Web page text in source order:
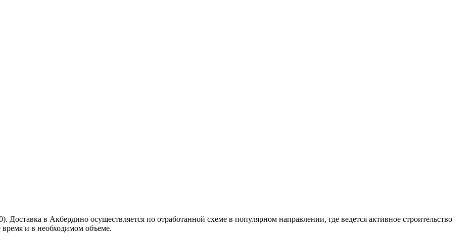
в Акбердино осуществляется по отработанной схеме в популярном направлении, где ведется активное строительство
и в необходимом объеме.